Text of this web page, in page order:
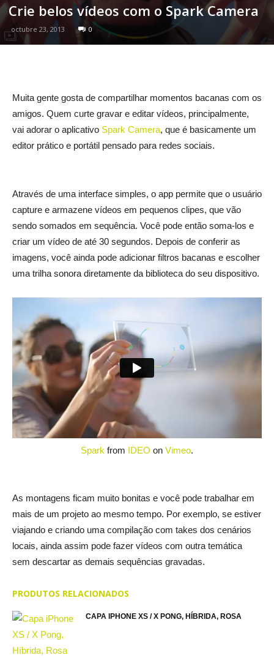
Crie belos vídeos com o Spark Camera
octubre 23, 2013 0
Muita gente gosta de compartilhar momentos bacanas com os
amigos. Quem curte gravar e editar vídeos, principalmente,
vai adorar o aplicativo Spark Camera, que é basicamente um
editor prático e portátil pensado para redes sociais.
Através de uma interface simples, o app permite que o usuário
capture e armazene vídeos em pequenos clipes, que vão
sendo somados em sequência. Você pode então soma-los e
criar um vídeo de até 30 segundos. Depois de conferir as
imagens, você ainda pode adicionar filtros bacanas e escolher
uma trilha sonora diretamente da biblioteca do seu dispositivo.
Spark from IDEO on Vimeo.
As montagens ficam muito bonitas e você pode trabalhar em
mais de um projeto ao mesmo tempo. Por exemplo, se estiver
viajando e criando uma compilação com takes dos cenários
locais, ainda assim pode fazer vídeos com outra temática
sem descartar as demais sequências gravadas.
PRODUTOS RELACIONADOS
CAPA IPHONE XS / X PONG, HÍBRIDA, ROSA